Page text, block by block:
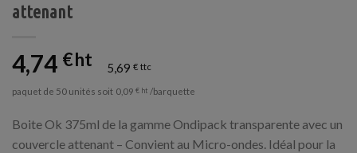
attenant
4,74 € 5,69 €
paquet de 50 unités soit 0,09 € /barquette
Boite Ok 375ml de la gamme Ondipack transparente avec un
couvercle attenant – Convient au Micro-ondes. Idéal pour la